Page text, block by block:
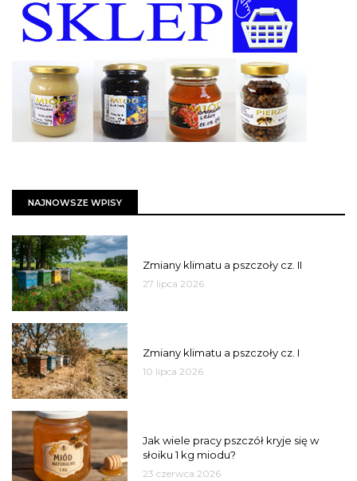
NAJNOWSZE WPISY
Zmiany klimatu a pszczoły cz. II
27 lipca 2026
Zmiany klimatu a pszczoły cz. I
10 lipca 2026
Jak wiele pracy pszczół kryje się w
słoiku 1 kg miodu?
23 czerwca 2026